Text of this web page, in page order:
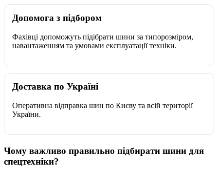
Допомога з підбором
Фахівці допоможуть підібрати шини за типорозміром,
навантаженням та умовами експлуатації техніки.
Доставка по Україні
Оперативна відправка шин по Києву та всій території
України.
Чому важливо правильно підбирати шини для
спецтехніки?